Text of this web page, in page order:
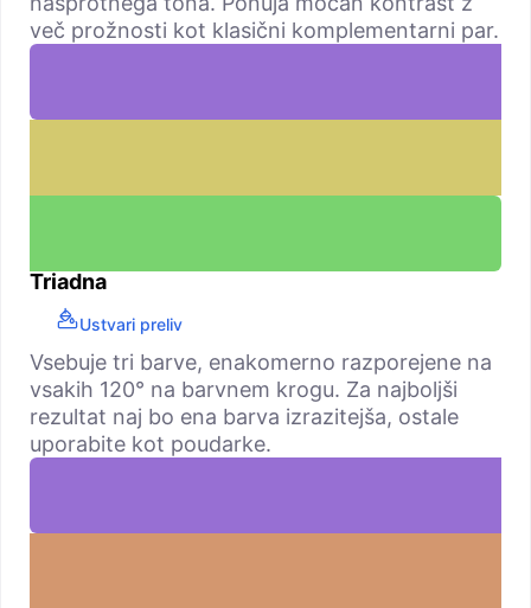
več prožnosti kot klasični komplementarni par.
Triadna
Ustvari preliv
Vsebuje tri barve, enakomerno razporejene na
vsakih 120° na barvnem krogu. Za najboljši
rezultat naj bo ena barva izrazitejša, ostale
uporabite kot poudarke.